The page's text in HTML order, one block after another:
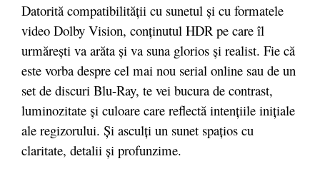
Datorită compatibilităţii cu sunetul şi cu formatele
video Dolby Vision, conţinutul HDR pe care îl
urmăreşti va arăta şi va suna glorios şi realist. Fie că
este vorba despre cel mai nou serial online sau de un
set de discuri Blu-Ray, te vei bucura de contrast,
luminozitate şi culoare care reflectă intenţiile iniţiale
ale regizorului. Şi asculţi un sunet spaţios cu
claritate, detalii şi profunzime.